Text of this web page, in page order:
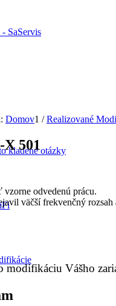
kladené otázky
Domov1 / Realizované
X 501
odvedenú prácu.
väčší frekvenčný
modifikáciu Vášho